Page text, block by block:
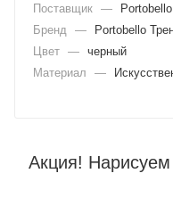
Поставщик —
Бренд
—
Portobello
Цвет — черный
Материал
—
Акция! Нарисуем